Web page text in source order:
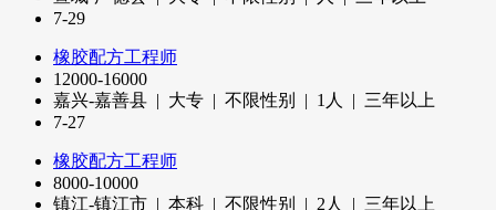
7-29
橡胶配方工程师
12000-16000
嘉兴-嘉善县 | 大专 | 不限性别 | 1 人 | 三年以上
7-27
橡胶配方工程师
8000-10000
镇江-镇江市 | 本科 | 不限性别 | 2 人 | 三年以上